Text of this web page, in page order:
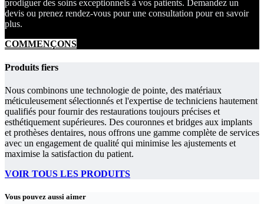
prodiguer des soins exceptionnels à vos patients. Demandez un
devis ou prenez rendez-vous pour une consultation pour en savoir
plus.
COMMENÇONS
Produits fiers
Nous combinons une technologie de pointe, des matériaux
méticuleusement sélectionnés et l'expertise de techniciens hautement
qualifiés pour fournir des restaurations toujours précises et
esthétiquement supérieures. Des couronnes et bridges aux implants
et prothèses dentaires, nous offrons une gamme complète de services
avec un engagement de qualité qui minimise les ajustements et
maximise la satisfaction du patient.
VOIR TOUS LES PRODUITS
Vous pouvez aussi aimer